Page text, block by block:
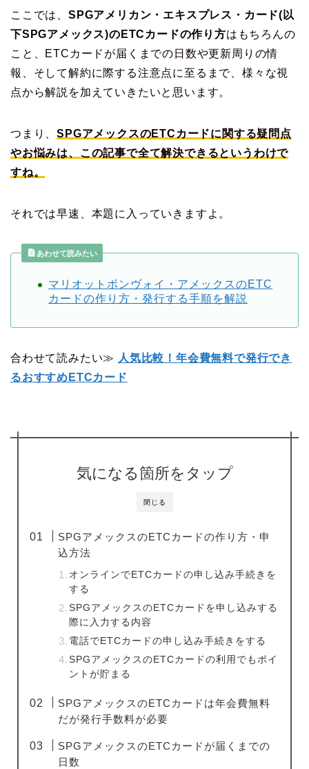
ここでは、 SPGアメリカン・エキスプレス・カード(以
下SPGアメックス)のETCカードの作り方はもちろんの
こと、ETCカードが届くまでの日数や更新周りの情
報、そして解約に際する注意点に至るまで、様々な視
点から解説を加えていきたいと思います。
つまり、SPGアメックスのETCカードに関する疑問点
やお悩みは、この記事で全て解決できるというわけで
すね。
それでは早速、本題に入っていきますよ。
あわせて読みたい
マリオットボンヴォイ・アメックスのETC
カードの作り方・発行する手順を解説
合わせて読みたい≫ 人気比較！年会費無料で発行でき
るおすすめETCカード
閉じる
気になる箇所をタップ
SPGアメックスのETCカードの作り方・申
込方法
オンラインでETCカードの申し込み手続きを
する
SPGアメックスのETCカードを申し込みする
際に入力する内容
電話でETCカードの申し込み手続きをする
SPGアメックスのETCカードの利用でもポイ
ントが貯まる
SPGアメックスのETCカードは年会費無料
だが発行手数料が必要
SPGアメックスのETCカードが届くまでの
日数